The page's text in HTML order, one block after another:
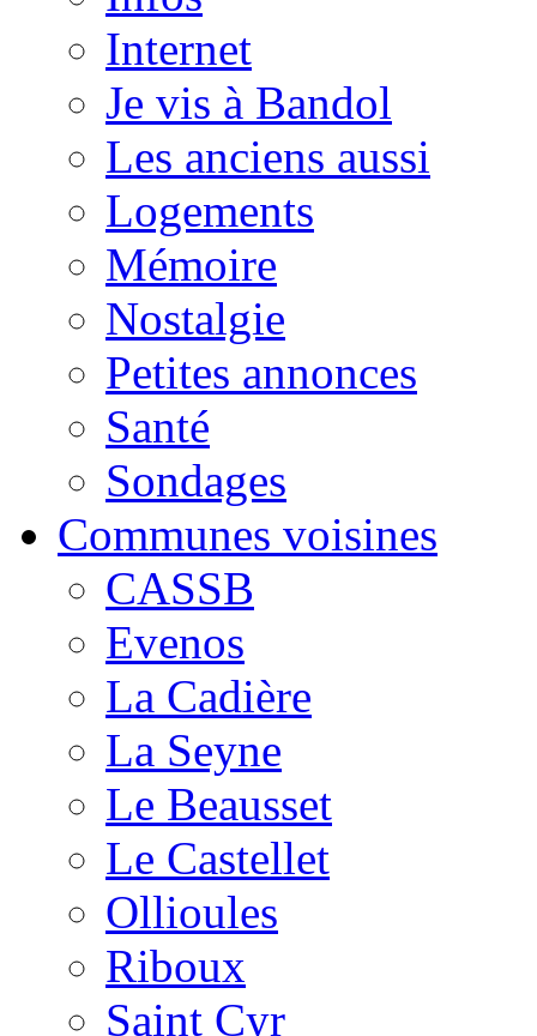
Internet
Je vis à Bandol
Les anciens aussi
Logements
Mémoire
Nostalgie
Petites annonces
Santé
Sondages
Communes voisines
CASSB
Evenos
La Cadière
La Seyne
Le Beausset
Le Castellet
Ollioules
Riboux
Saint Cyr